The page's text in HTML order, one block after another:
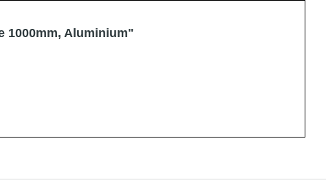
1000mm, Aluminium"